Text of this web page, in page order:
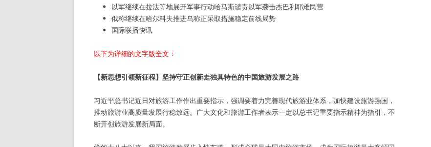
以军继续在拉法等地展开军事行动哈马斯谴责以军袭击杰巴利耶难民营
俄称继续在哈尔科夫推进乌称正采取措施稳定前线局势
国际联播快讯
以下为详细的文字版全文：
【新思想引领新征程】坚持守正创新走独具特色的中国旅游发展之路
习近平总书记近日对旅游工作作出重要指示，强调要着力完善现代旅游业体系，加快建设旅游强国，
推动旅游业高质量发展行稳致远。广大文化和旅游工作者表示一定以总书记重要指示精神为指引，不
断开创旅游发展新局面。